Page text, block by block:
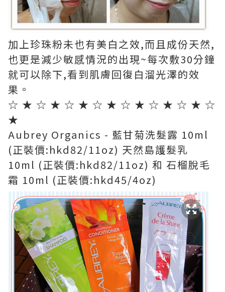
加上珍珠粉未也有美白之效,而且成份天然,
也更是減少敏感情況的出現~每次敷30分鐘
就可以除下,看到肌膚回復白溜光澤的效
果。
☆ ★ ☆ ★ ☆ ★ ☆ ★ ☆ ★ ☆ ★ ☆ ★ ☆
★
Aubrey Organics - 藍甘菊洗髮露 10ml
(正裝價:hkd82/11oz) 天然島護髮乳
10ml (正裝價:hkd82/11oz) 和 石榴脫毛
霜 10ml (正裝價:hkd45/4oz)